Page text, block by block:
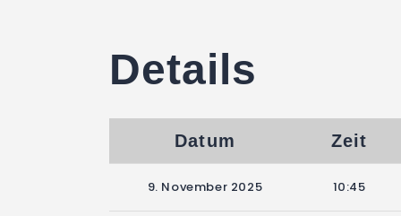
Details
Datum Zeit
9. November 2025 10:45